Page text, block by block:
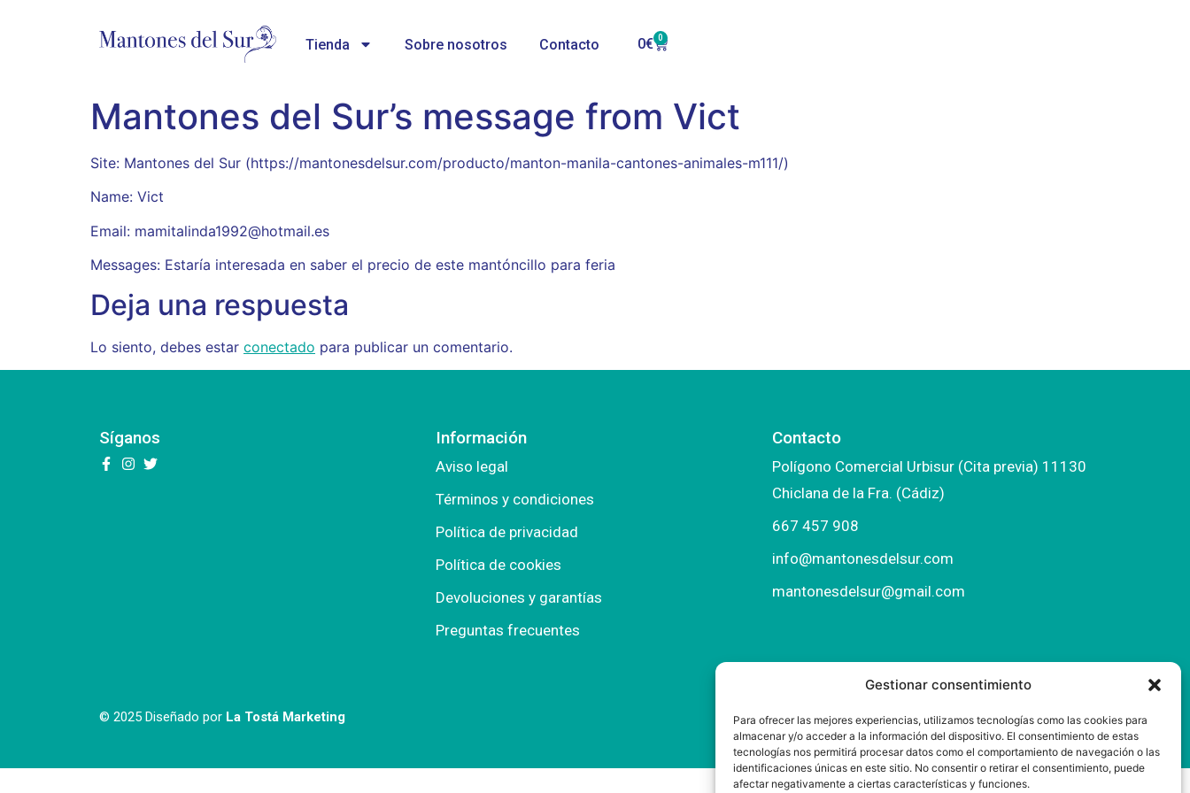
Gestionar consentimiento
Para ofrecer las mejores experiencias, utilizamos tecnologías como las cookies para
almacenar y/o acceder a la información del dispositivo. El consentimiento de estas
tecnologías nos permitirá procesar datos como el comportamiento de navegación o las
identificaciones únicas en este sitio. No consentir o retirar el consentimiento, puede
afectar negativamente a ciertas características y funciones.
Tienda Sobre nosotros Contacto 0€ 0
Mantones del Sur’s message from Vict
Site: Mantones del Sur (https://mantonesdelsur.com/producto/manton-manila-cantones-animales-m111/)
Name: Vict
Email: mamitalinda1992@hotmail.es
Messages: Estaría interesada en saber el precio de este mantóncillo para feria
Deja una respuesta
Lo siento, debes estar conectado para publicar un comentario.
Síganos Información
Aviso legal
Términos y condiciones
Política de privacidad
Política de cookies
Devoluciones y garantías
Preguntas frecuentes
Contacto
Polígono Comercial Urbisur (Cita previa) 11130
Chiclana de la Fra. (Cádiz)
667 457 908
info@mantonesdelsur.com
mantonesdelsur@gmail.com
© 2025 Diseñado por La Tostá Marketing